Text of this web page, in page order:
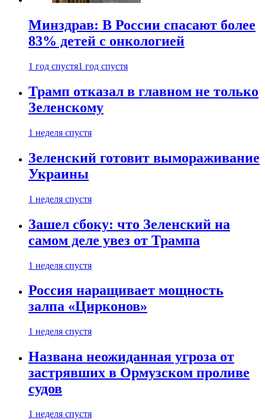
Минздрав: В России спасают более
83% детей с онкологией
1 год спустя1 год спустя
Трамп отказал в главном не только
Зеленскому
1 неделя спустя
Зеленский готовит вымораживание
Украины
1 неделя спустя
Зашел сбоку: что Зеленский на
самом деле увез от Трампа
1 неделя спустя
Россия наращивает мощность
залпа «Цирконов»
1 неделя спустя
Названа неожиданная угроза от
застрявших в Ормузском проливе
судов
1 неделя спустя